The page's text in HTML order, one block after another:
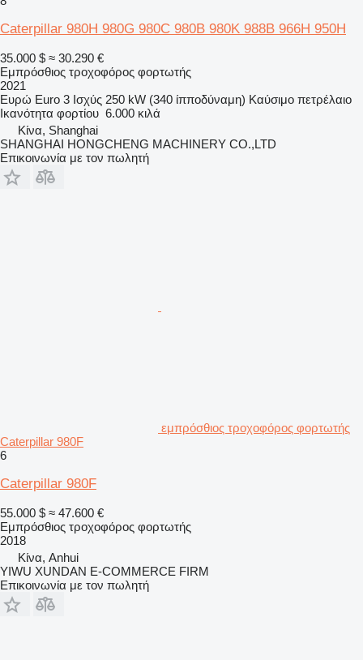
Caterpillar 980H 980G 980C 980B 980K 988B 966H 950H
35.000 $ ≈ 30.290 €
Εμπρόσθιος τροχοφόρος φορτωτής
2021
Ευρώ Euro 3 Ισχύς 250 kW (340 ίπποδύναμη) Καύσιμο πετρέλαιο
Ικανότητα φορτίου 6.000 κιλά
Κίνα, Shanghai
SHANGHAI HONGCHENG MACHINERY CO.,LTD
Επικοινωνία με τον πωλητή
εμπρόσθιος τροχοφόρος φορτωτής
Caterpillar 980F
6
Caterpillar 980F
55.000 $ ≈ 47.600 €
Εμπρόσθιος τροχοφόρος φορτωτής
2018
Κίνα, Anhui
YIWU XUNDAN E-COMMERCE FIRM
Επικοινωνία με τον πωλητή